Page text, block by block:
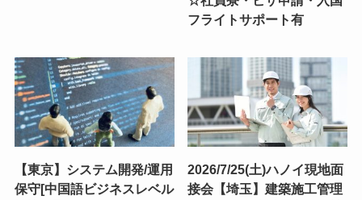
フライトサポート有
【東京】システム開発/運用
保守[中国語ビジネスレベル
2026/7/25(土)ハノイ現地面
接会【埼玉】建築施工管理